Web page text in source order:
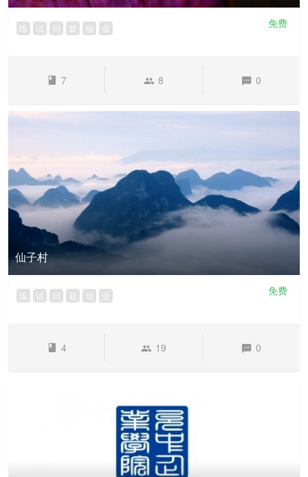
练 试 问 疑 动 业 免费
7 8 0
仙子村
练 试 问 疑 动 业 免费
4 19 0